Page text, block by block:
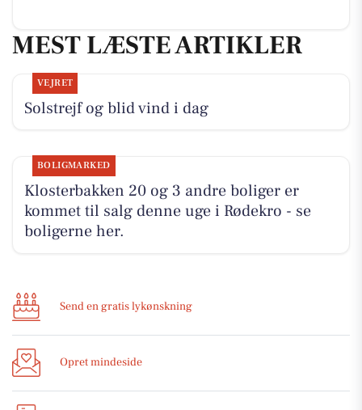
MEST LÆSTE ARTIKLER
VEJRET
Solstrejf og blid vind i dag
BOLIGMARKED
Klosterbakken 20 og 3 andre boliger er
kommet til salg denne uge i Rødekro - se
boligerne her.
Send en gratis lykønskning
Opret mindeside